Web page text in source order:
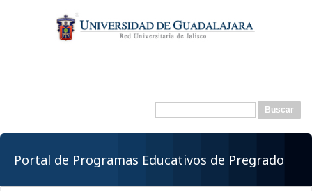
contenido
principal
Formulario de
Buscar
Portal de Programas Educativos de Pregrado